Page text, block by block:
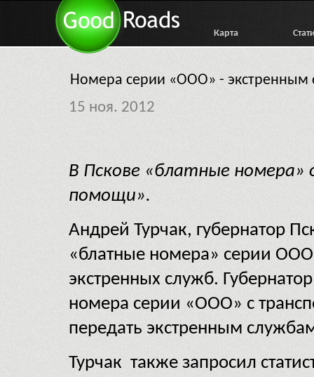
Карта
Номера серии «ООО» - экстренным
15 ноя. 2012
В Пскове «блатные
помощи».
Андрей Турчак, губернатор
«блатные номера» серии
экстренных служб.
номера серии «ООО» с
передать экстренным
Турчак также запросил